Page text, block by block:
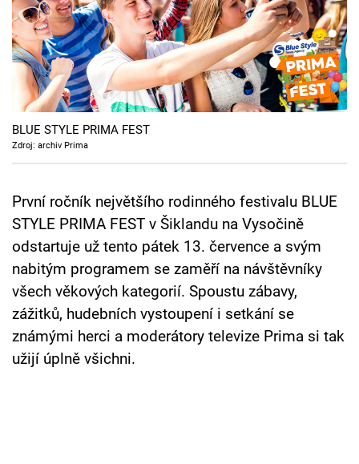
Hry
Cool Esport
Pořady
TV Program
Přihlášení
Sledujte nás
BLUE STYLE PRIMA FEST
Zdroj: archiv Prima
První ročník největšího rodinného festivalu BLUE
STYLE PRIMA FEST v Šiklandu na Vysočině
odstartuje už tento pátek 13. července a svým
nabitým programem se zaměří na návštěvníky
všech věkových kategorií. Spoustu zábavy,
zážitků, hudebních vystoupení i setkání se
známými herci a moderátory televize Prima si tak
užijí úplně všichni.